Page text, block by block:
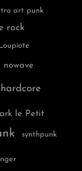
art punk
rock
Loupiote
nowave
le Petit
synthpunk